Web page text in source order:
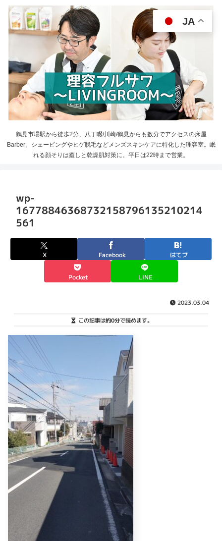
鶴見市場駅から徒歩2分、八丁畷/川崎/鶴見からも数分でアクセスの床屋
Barber。シェービングやヒゲ脱毛などメンズスキンケアに特化した理容室。眠
れる顔そりは癒しと乾燥肌対策に。平日は22時まで営業。
wp-
16778846368732158796135210214
561
X Facebook はてブ
Pocket LINE
2023.03.04
この記事は約0分で読めます。
JA